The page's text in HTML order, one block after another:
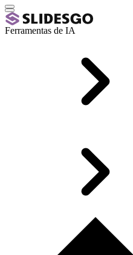
Ferramentas de IA